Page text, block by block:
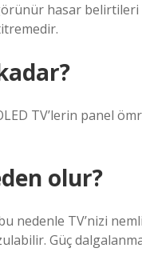
hasar belirtileri
TV’lerin panel
olur?
nedenle TV’nizi
Güç